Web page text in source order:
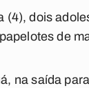
dois
de
na saída